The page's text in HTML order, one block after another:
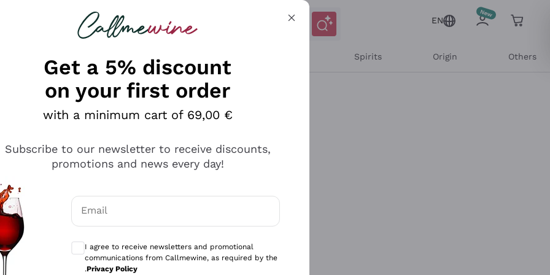
looking for
EN
Spirits Origin Others
Get a 5% discount
on your first order
with a minimum cart of 69,00 €
Subscribe to our newsletter to receive discounts,
promotions and news every day!
Email
I agree to receive newsletters and promotional
communications from Callmewine, as required by the
.Privacy Policy